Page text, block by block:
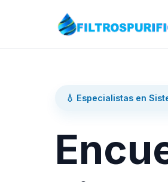
💧 Especialistas en